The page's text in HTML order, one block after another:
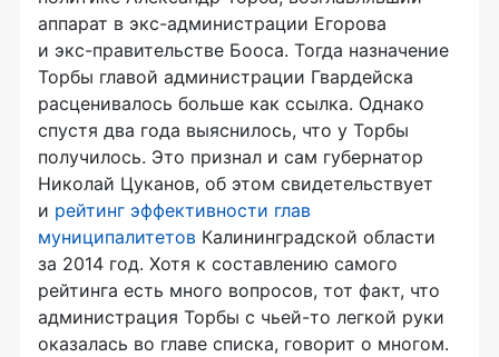
аппарат в экс-администрации Егорова
и экс-правительстве Бооса. Тогда назначение
Торбы главой администрации Гвардейска
расценивалось больше как ссылка. Однако
спустя два года выяснилось, что у Торбы
получилось. Это признал и сам губернатор
Николай Цуканов, об этом свидетельствует
и рейтинг эффективности глав
муниципалитетов Калининградской области
за 2014 год. Хотя к составлению самого
рейтинга есть много вопросов, тот факт, что
администрация Торбы с чьей-то легкой руки
оказалась во главе списка, говорит о многом.